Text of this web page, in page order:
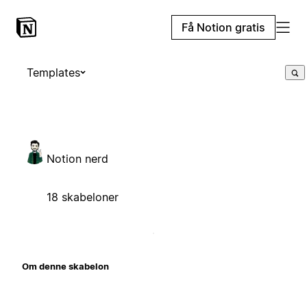
Få Notion gratis
Templates
Notion nerd
18 skabeloner
Om denne skabelon